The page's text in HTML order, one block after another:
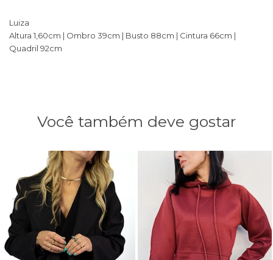
Luiza
Altura 1,60cm | Ombro 39cm | Busto 88cm | Cintura 66cm |
Quadril 92cm
Você também deve gostar